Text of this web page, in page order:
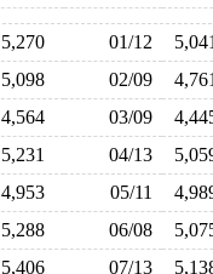
5,270 01/12
5,098 02/09
4,564 03/09
5,231 04/13
4,953 05/11
5,288 06/08
5,406 07/13